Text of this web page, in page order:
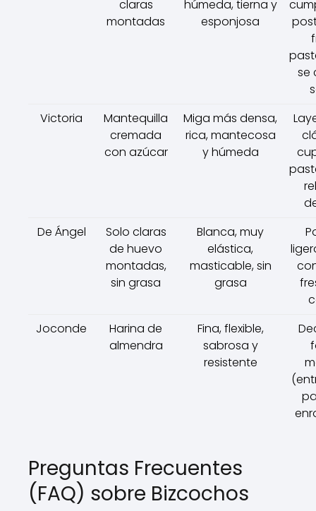
claras
montadas
húmeda, tierna y
esponjosa
se
Victoria
Mantequilla
cremada
con azúcar
Miga más densa,
rica, mantecosa
y húmeda
De Ángel
Solo claras
de huevo
montadas,
sin grasa
Blanca, muy
elástica,
masticable, sin
grasa
Joconde
Harina de
almendra
Fina, flexible,
sabrosa y
resistente
Preguntas Frecuentes
(FAQ) sobre Bizcochos